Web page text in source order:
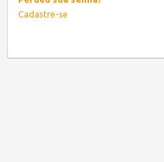
Cadastre-se